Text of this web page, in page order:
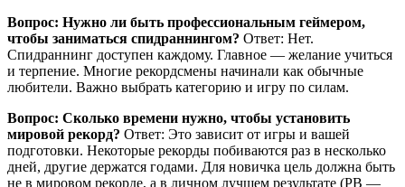
Вопрос: Нужно ли быть профессиональным геймером,
чтобы заниматься спидраннингом? Ответ: Нет.
Спидраннинг доступен каждому. Главное — желание учиться
и терпение. Многие рекордсмены начинали как обычные
любители. Важно выбрать категорию и игру по силам.
Вопрос: Сколько времени нужно, чтобы установить
мировой рекорд? Ответ: Это зависит от игры и вашей
подготовки. Некоторые рекорды побиваются раз в несколько
дней, другие держатся годами. Для новичка цель должна быть
не в мировом рекорде, а в личном лучшем результате (PB —